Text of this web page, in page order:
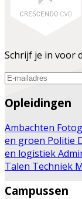
Schrijf je in voor
Opleidingen
Ambachten
en groen Politie
en logistiek
Talen Techniek
Campussen